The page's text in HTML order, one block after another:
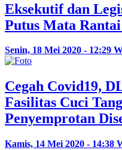
Eksekutif dan
Putus Mata
Senin, 18 Mei 2020 - 12:29
Cegah Covid19,
Fasilitas Cuci
Penyemprotan
Kamis, 14 Mei 2020 - 14:38